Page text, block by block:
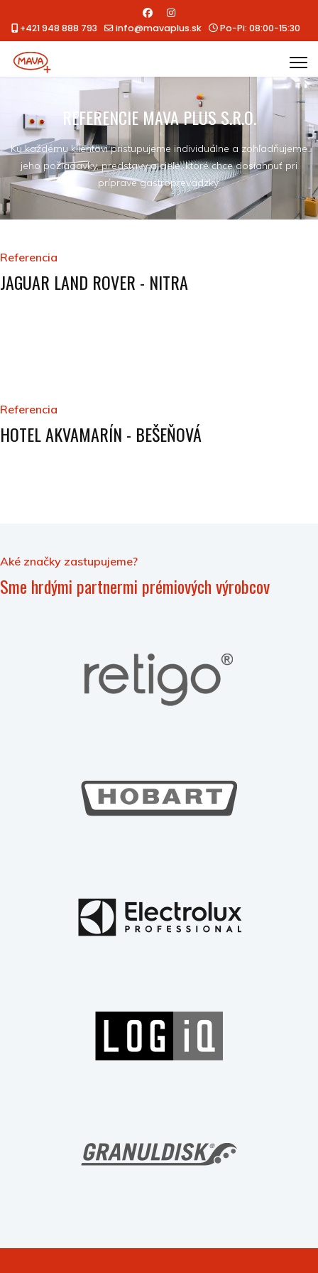
+421 948 888 793 info@mavaplus.sk Po-Pi: 08:00-15:30
REFERENCIE MAVA PLUS S.R.O.
Ku každému klientovi pristupujeme individuálne a zohľadňujeme
jeho požiadavky, predstavy a ciele, ktoré chce dosiahnuť pri
príprave gastroprevádzky.
Referencia
JAGUAR LAND ROVER - NITRA
Referencia
HOTEL AKVAMARÍN - BEŠEŇOVÁ
Aké značky zastupujeme?
Sme hrdými partnermi prémiových výrobcov